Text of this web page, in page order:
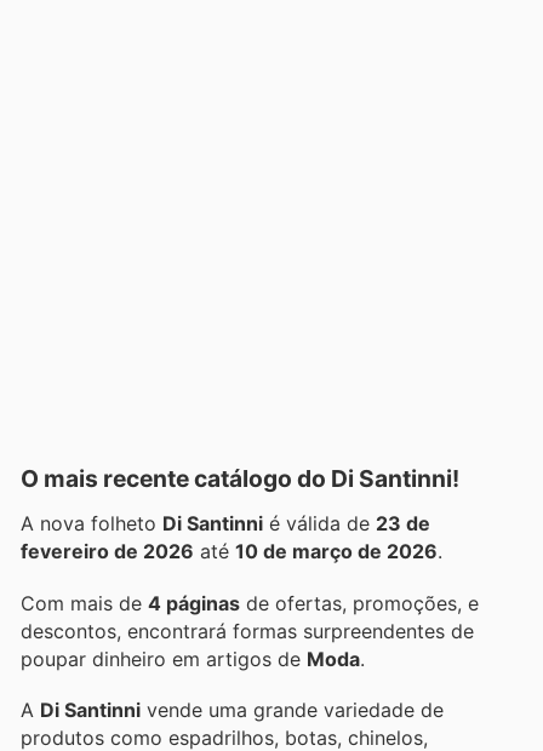
O mais recente catálogo do Di Santinni!
A nova folheto Di Santinni é válida de 23 de
fevereiro de 2026 até 10 de março de 2026.
Com mais de 4 páginas de ofertas, promoções, e
descontos, encontrará formas surpreendentes de
poupar dinheiro em artigos de Moda.
A Di Santinni vende uma grande variedade de
produtos como espadrilhos, botas, chinelos,